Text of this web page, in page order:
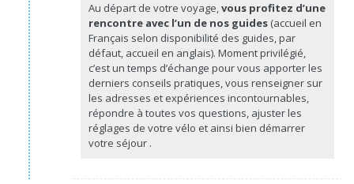
Au départ de votre voyage,vous profitez d’une
rencontre avec l’un de nos guides (accueil en
Français selon disponibilité des guides, par
défaut, accueil en anglais). Moment privilégié,
c’est un temps d’échange pour vous apporter les
derniers conseils pratiques, vous renseigner sur
les adresses et expériences incontournables,
répondre à toutes vos questions, ajuster les
réglages de votre vélo et ainsi bien démarrer
votre séjour .